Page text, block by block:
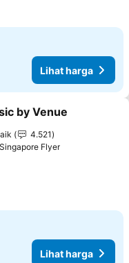
Lihat harga
ke favorit
by Venue
4.521
Flyer
Lihat harga